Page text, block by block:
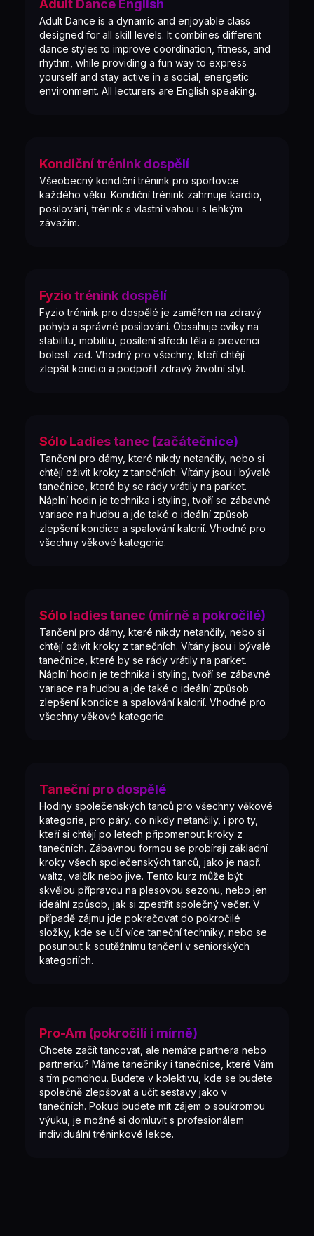
Adult Dance English
Adult Dance is a dynamic and enjoyable class
designed for all skill levels. It combines different
dance styles to improve coordination, fitness, and
rhythm, while providing a fun way to express
yourself and stay active in a social, energetic
environment. All lecturers are English speaking.
Kondiční trénink dospělí
Všeobecný kondiční trénink pro sportovce
každého věku. Kondiční trénink zahrnuje kardio,
posilování, trénink s vlastní vahou i s lehkým
závažím.
Fyzio trénink dospělí
Fyzio trénink pro dospělé je zaměřen na zdravý
pohyb a správné posilování. Obsahuje cviky na
stabilitu, mobilitu, posílení středu těla a prevenci
bolestí zad. Vhodný pro všechny, kteří chtějí
zlepšit kondici a podpořit zdravý životní styl.
Sólo Ladies tanec (začátečnice)
Tančení pro dámy, které nikdy netančily, nebo si
chtějí oživit kroky z tanečních. Vítány jsou i bývalé
tanečnice, které by se rády vrátily na parket.
Náplní hodin je technika i styling, tvoří se zábavné
variace na hudbu a jde také o ideální způsob
zlepšení kondice a spalování kalorií. Vhodné pro
všechny věkové kategorie.
Sólo ladies tanec (mírně a pokročilé)
Tančení pro dámy, které nikdy netančily, nebo si
chtějí oživit kroky z tanečních. Vítány jsou i bývalé
tanečnice, které by se rády vrátily na parket.
Náplní hodin je technika i styling, tvoří se zábavné
variace na hudbu a jde také o ideální způsob
zlepšení kondice a spalování kalorií. Vhodné pro
všechny věkové kategorie.
Taneční pro dospělé
Hodiny společenských tanců pro všechny věkové
kategorie, pro páry, co nikdy netančily, i pro ty,
kteří si chtějí po letech připomenout kroky z
tanečních. Zábavnou formou se probírají základní
kroky všech společenských tanců, jako je např.
waltz, valčík nebo jive. Tento kurz může být
skvělou přípravou na plesovou sezonu, nebo jen
ideální způsob, jak si zpestřit společný večer. V
případě zájmu jde pokračovat do pokročilé
složky, kde se učí více taneční techniky, nebo se
posunout k soutěžnímu tančení v seniorských
kategoriích.
Pro-Am (pokročilí i mírně)
Chcete začít tancovat, ale nemáte partnera nebo
partnerku? Máme tanečníky i tanečnice, které Vám
s tím pomohou. Budete v kolektivu, kde se budete
společně zlepšovat a učit sestavy jako v
tanečních. Pokud budete mít zájem o soukromou
výuku, je možné si domluvit s profesionálem
individuální tréninkové lekce.